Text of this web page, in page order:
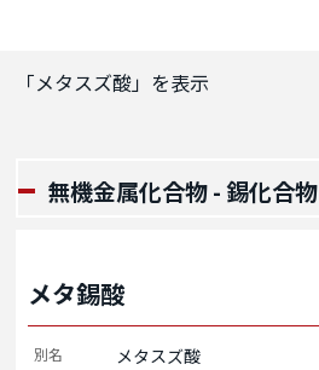
「メタスズ酸」を表示
無機金属化合物 - 錫化合物
メタ錫酸
別名 メタスズ酸